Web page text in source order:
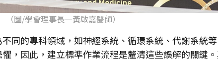
（圖/學會理事長—黃啟嘉醫師）
同的專科領域，如神經系統、循環系統、代謝系統
，因此，建立標準作業流程是釐清這些誤解的關鍵